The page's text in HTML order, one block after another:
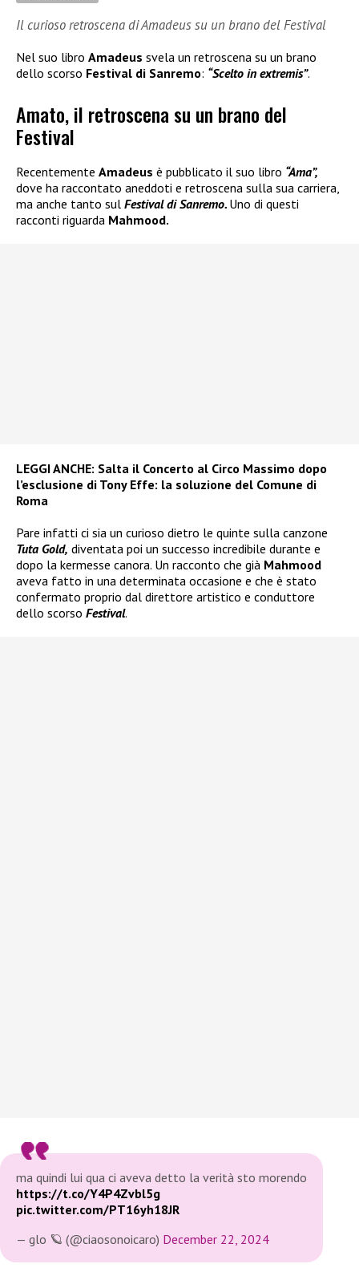
Il curioso retroscena di Amadeus su un brano del Festival
Nel suo libro Amadeus svela un retroscena su un brano
dello scorso Festival di Sanremo: “Scelto in extremis”.
Amato, il retroscena su un brano del
Festival
Recentemente Amadeus è pubblicato il suo libro “Ama”,
dove ha raccontato aneddoti e retroscena sulla sua carriera,
ma anche tanto sul Festival di Sanremo. Uno di questi
racconti riguarda Mahmood.
LEGGI ANCHE: Salta il Concerto al Circo Massimo dopo
l’esclusione di Tony Effe: la soluzione del Comune di
Roma
Pare infatti ci sia un curioso dietro le quinte sulla canzone
Tuta Gold, diventata poi un successo incredibile durante e
dopo la kermesse canora. Un racconto che già Mahmood
aveva fatto in una determinata occasione e che è stato
confermato proprio dal direttore artistico e conduttore
dello scorso Festival.
ma quindi lui qua ci aveva detto la verità sto morendo
https://t.co/Y4P4Zvbl5g
pic.twitter.com/PT16yh18JR
— glo 🪐 (@ciaosonoicaro) December 22, 2024